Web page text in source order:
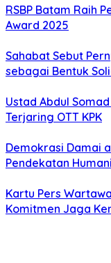
RSBP Batam Raih
Award 2025
Sahabat Sebut
sebagai Bentuk
Ustad Abdul
Terjaring OTT KPK
Demokrasi Damai
Pendekatan
Kartu Pers
Komitmen Jaga